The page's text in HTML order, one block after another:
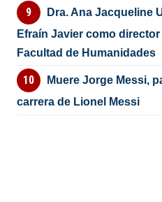
Dra. Ana Jacqueline
Efraín Javier como
Facultad de Humanidades
Muere Jorge Messi,
carrera de Lionel Messi